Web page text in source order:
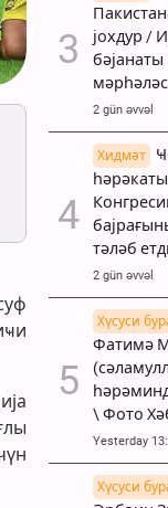
јохдур /
2 gün əvvəl
Хидмәт
тәләб
2 gün əvvəl
Хүсуси
Фатимә
\ Фото
Yesterday
Хүсуси